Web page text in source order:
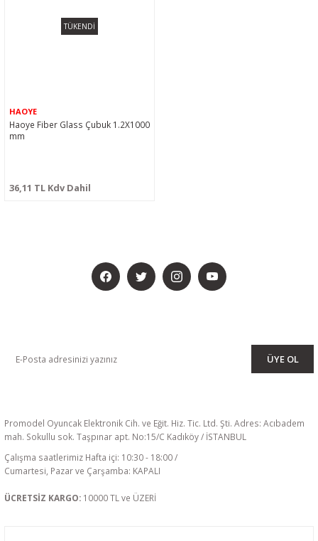
TÜKENDİ
HAOYE
Haoye Fiber Glass Çubuk 1.2X1000
mm
36,11 TL Kdv Dahil
ÜYE OL
Promodel Oyuncak Elektronik Cih. ve Eğit. Hiz. Tic. Ltd. Şti. Adres: Acıbadem
mah. Sokullu sok. Taşpınar apt. No:15/C Kadıköy / İSTANBUL
Çalışma saatlerimiz Hafta içi: 10:30 - 18:00 /
Cumartesi, Pazar ve Çarşamba: KAPALI
ÜCRETSİZ KARGO: 10000 TL ve ÜZERİ